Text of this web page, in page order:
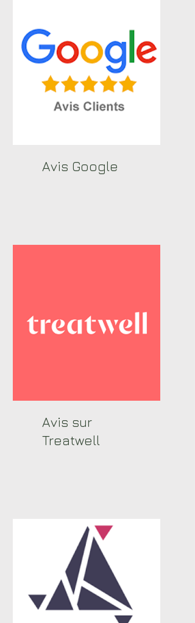
Avis Google
Avis sur
Treatwell